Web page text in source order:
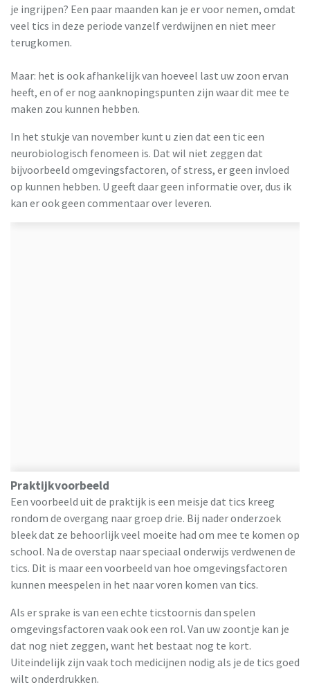
je ingrijpen? Een paar maanden kan je er voor nemen, omdat
veel tics in deze periode vanzelf verdwijnen en niet meer
terugkomen.
Maar: het is ook afhankelijk van hoeveel last uw zoon ervan
heeft, en of er nog aanknopingspunten zijn waar dit mee te
maken zou kunnen hebben.
In het stukje van november kunt u zien dat een tic een
neurobiologisch fenomeen is. Dat wil niet zeggen dat
bijvoorbeeld omgevingsfactoren, of stress, er geen invloed
op kunnen hebben. U geeft daar geen informatie over, dus ik
kan er ook geen commentaar over leveren.
Praktijkvoorbeeld
Een voorbeeld uit de praktijk is een meisje dat tics kreeg
rondom de overgang naar groep drie. Bij nader onderzoek
bleek dat ze behoorlijk veel moeite had om mee te komen op
school. Na de overstap naar speciaal onderwijs verdwenen de
tics. Dit is maar een voorbeeld van hoe omgevingsfactoren
kunnen meespelen in het naar voren komen van tics.
Als er sprake is van een echte ticstoornis dan spelen
omgevingsfactoren vaak ook een rol. Van uw zoontje kan je
dat nog niet zeggen, want het bestaat nog te kort.
Uiteindelijk zijn vaak toch medicijnen nodig als je de tics goed
wilt onderdrukken.